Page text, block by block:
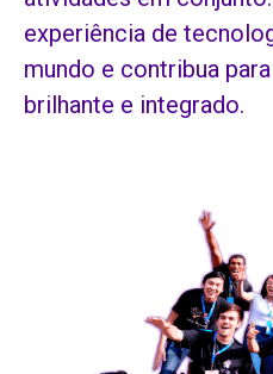
experiência de
mundo e contribua
brilhante e integrado.